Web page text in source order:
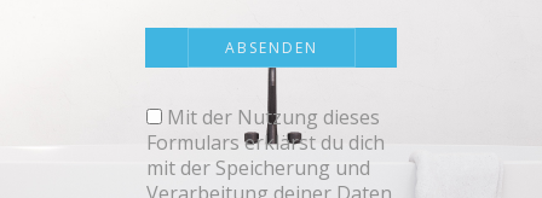
Mit der Nutzung dieses
Formulars erklärst du dich
mit der Speicherung und